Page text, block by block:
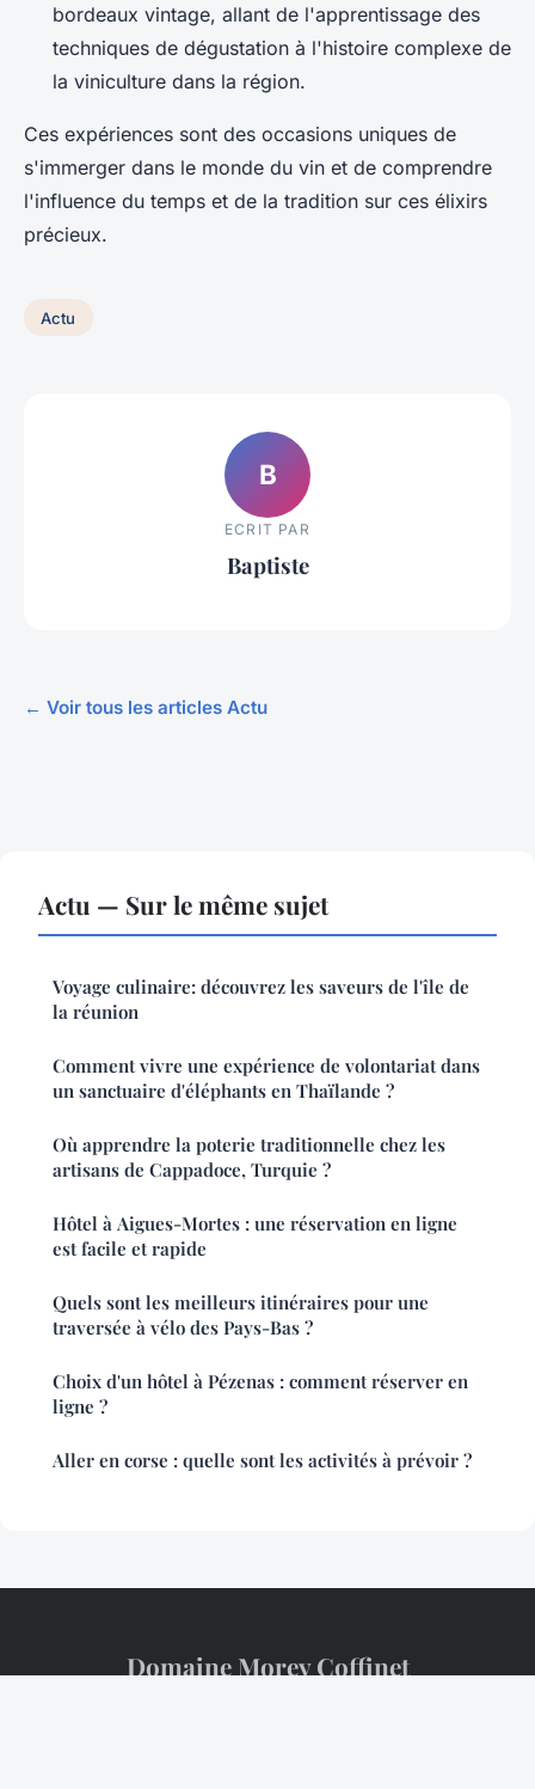
bordeaux vintage, allant de l'apprentissage des
techniques de dégustation à l'histoire complexe de
la viniculture dans la région.
Ces expériences sont des occasions uniques de
s'immerger dans le monde du vin et de comprendre
l'influence du temps et de la tradition sur ces élixirs
précieux.
Actu
B
ECRIT PAR
Baptiste
← Voir tous les articles Actu
Actu — Sur le même sujet
Voyage culinaire: découvrez les saveurs de l'île de
la réunion
Comment vivre une expérience de volontariat dans
un sanctuaire d'éléphants en Thaïlande ?
Où apprendre la poterie traditionnelle chez les
artisans de Cappadoce, Turquie ?
Hôtel à Aigues-Mortes : une réservation en ligne
est facile et rapide
Quels sont les meilleurs itinéraires pour une
traversée à vélo des Pays-Bas ?
Choix d'un hôtel à Pézenas : comment réserver en
ligne ?
Aller en corse : quelle sont les activités à prévoir ?
Domaine Morey Coffinet